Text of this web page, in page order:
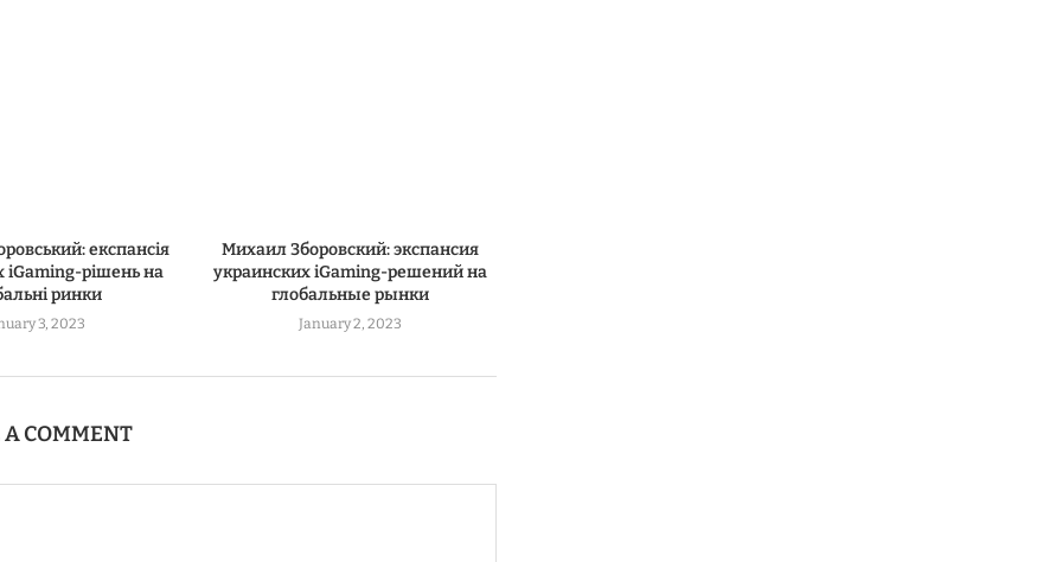
експансія
iGaming-рішень на
ринки
3, 2023
Михаил Зборовский: экспансия
украинских iGaming-решений на
глобальные рынки
January 2, 2023
A COMMENT